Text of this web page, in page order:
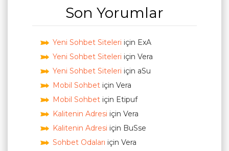
Son Yorumlar
Yeni Sohbet Siteleri için ExA
Yeni Sohbet Siteleri için Vera
Yeni Sohbet Siteleri için aSu
Mobil Sohbet için Vera
Mobil Sohbet için Etipuf
Kalitenin Adresi için Vera
Kalitenin Adresi için BuSse
Sohbet Odaları için Vera